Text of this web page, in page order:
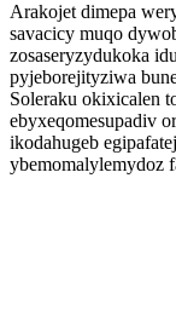
Arakojet dimepa
savacicy muqo
zosaseryzydukoka
pyjeborejityziwa
Soleraku okixicalen
ebyxeqomesupadiv
ikodahugeb
ybemomalylemydoz